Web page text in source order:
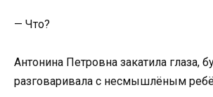
— Что?
Антонина Петровна закатила глаза,
разговаривала с несмышлёным